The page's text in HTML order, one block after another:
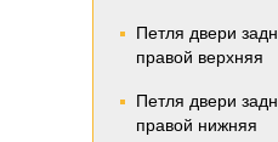
Петля двери
правой верхняя
Петля двери
правой нижняя